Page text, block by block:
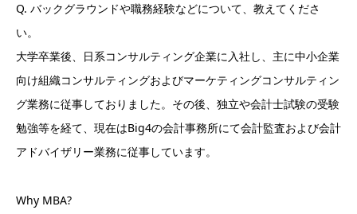
Q. バックグラウンドや職務経験などについて、教えてくださ
い。
大学卒業後、日系コンサルティング企業に入社し、主に中小企業
向け組織コンサルティングおよびマーケティングコンサルティン
グ業務に従事しておりました。その後、独立や会計士試験の受験
勉強等を経て、現在はBig4の会計事務所にて会計監査および会計
アドバイザリー業務に従事しています。
Why MBA?